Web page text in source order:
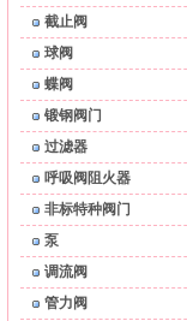
截止阀
球阀
蝶阀
锻钢阀门
过滤器
呼吸阀阻火器
非标特种阀门
泵
调流阀
管力阀